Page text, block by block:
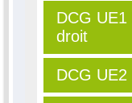
DCG
droit
DCG